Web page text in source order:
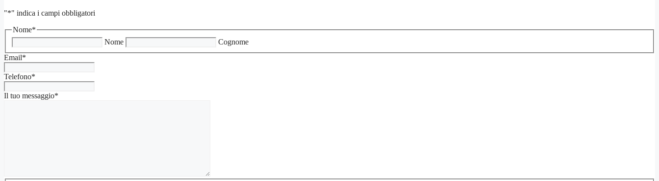
"*" indica i campi obbligatori
Nome*
Nome
Cognome
Email*
Telefono*
Il tuo messaggio*